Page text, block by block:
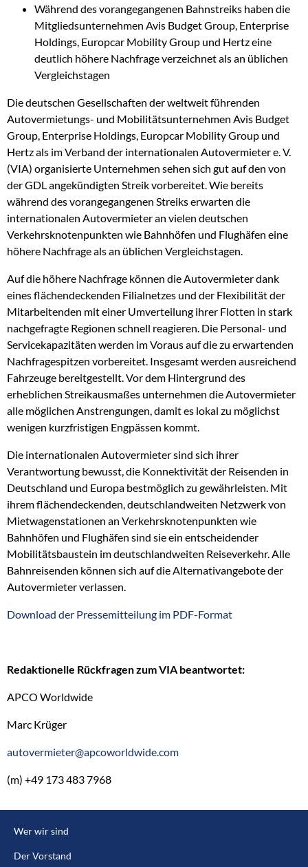
Während des vorangegangenen Bahnstreiks haben die
Mitgliedsunternehmen Avis Budget Group, Enterprise
Holdings, Europcar Mobility Group und Hertz eine
deutlich höhere Nachfrage verzeichnet als an üblichen
Vergleichstagen
Die deutschen Gesellschaften der weltweit führenden
Autovermietungs- und Mobilitätsunternehmen Avis Budget
Group, Enterprise Holdings, Europcar Mobility Group und
Hertz als im Verband der internationalen Autovermieter e. V.
(VIA) organisierte Unternehmen sehen sich gut auf den von
der GDL angekündigten Streik vorbereitet. Wie bereits
während des vorangegangenen Streiks erwarten die
internationalen Autovermieter an vielen deutschen
Verkehrsknotenpunkten wie Bahnhöfen und Flughäfen eine
höhere Nachfrage als an üblichen Vergleichstagen.
Auf die höhere Nachfrage können die Autovermieter dank
eines flächendeckenden Filialnetzes und der Flexibilität der
Mitarbeitenden mit einer Umverteilung ihrer Flotten in stark
nachgefragte Regionen schnell reagieren. Die Personal- und
Servicekapazitäten werden im Voraus auf die zu erwartenden
Nachfragespitzen vorbereitet. Insgesamt werden ausreichend
Fahrzeuge bereitgestellt. Vor dem Hintergrund des
erheblichen Streikausmaßes unternehmen die Autovermieter
alle möglichen Anstrengungen, damit es lokal zu möglichst
wenigen kurzfristigen Engpässen kommt.
Die internationalen Autovermieter sind sich ihrer
Verantwortung bewusst, die Konnektivität der Reisenden in
Deutschland und Europa bestmöglich zu gewährleisten. Mit
ihrem flächendeckenden, deutschlandweiten Netzwerk von
Mietwagenstationen an Verkehrsknotenpunkten wie
Bahnhöfen und Flughäfen sind sie ein entscheidender
Mobilitätsbaustein im deutschlandweiten Reiseverkehr. Alle
Bahnreisenden können sich auf die Alternativangebote der
Autovermieter verlassen.
Download der Pressemitteilung im PDF-Format
Redaktionelle Rückfragen zum VIA beantwortet:
APCO Worldwide
Marc Krüger
autovermieter@apcoworldwide.com
(m) +49 173 483 7968
Wer wir sind
Der Vorstand